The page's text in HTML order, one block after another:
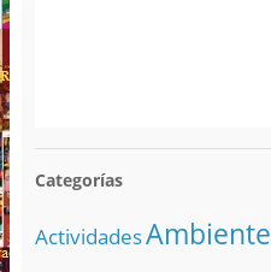
Categorías
ActividadesAmbiente